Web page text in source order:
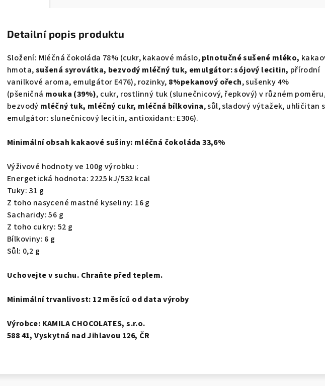
Detailní popis produktu
Složení: Mléčná čokoláda 78% (cukr, kakaové máslo,plnotučné sušené mléko,
hmota,sušená syrovátka, bezvodý mléčný tuk, emulgátor: sójový lecitin, přírodní
vanilkové aroma, emulgátor E476), rozinky, 8%pekanový ořech, sušenky 4%
(pšeničná mouka (39%), cukr, rostlinný tuk (slunečnicový, řepkový) v různém
bezvodý mléčný tuk, mléčný cukr, mléčná bílkovina, sůl, sladový výtažek, uhličitan
emulgátor: slunečnicový lecitin, antioxidant: E306).
Minimální obsah kakaové sušiny: mléčná čokoláda 33,6%
Výživové hodnoty ve 100g výrobku :
Energetická hodnota: 2225 kJ/532 kcal
Tuky: 31 g
Z toho nasycené mastné kyseliny: 16 g
Sacharidy: 56 g
Z toho cukry: 52 g
Bílkoviny: 6 g
Sůl: 0,2 g
Uchovejte v suchu. Chraňte před teplem.
Minimální trvanlivost: 12 měsíců od data výroby
Výrobce: KAMILA CHOCOLATES, s.r.o.
588 41, Vyskytná nad Jihlavou 126, ČR